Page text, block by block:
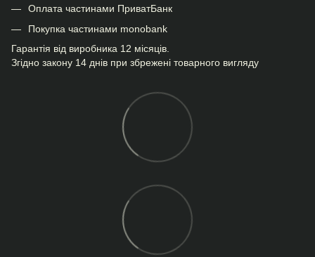
Оплата частинами ПриватБанк
Покупка частинами monobank
Гарантія від виробника 12 місяців.
Згідно закону 14 днів при збрежені товарного вигляду